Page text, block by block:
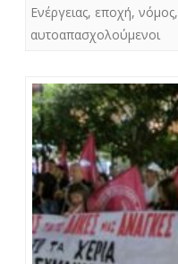
Ενέργειας, εποχή, νόμος,
αυτοαπασχολούμενοι